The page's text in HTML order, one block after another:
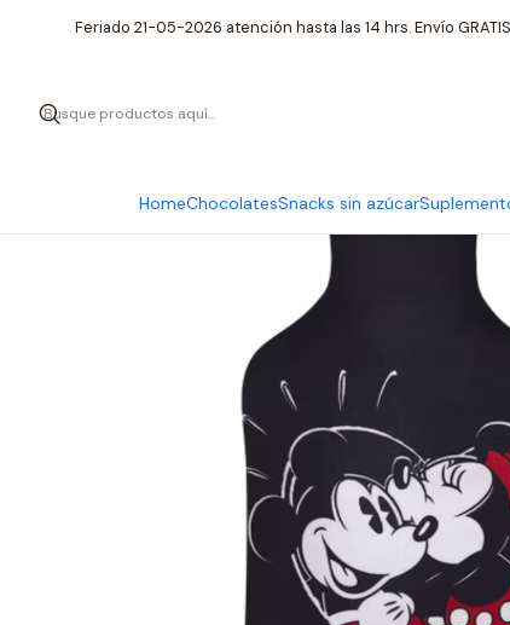
HomeChocolatesSnacks sin azúcar
Feriado 21-05-2026 atención hasta las 14 hrs. Envío
Inicio